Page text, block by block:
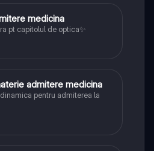
medicina
pt capitolul de optica✨
admitere medicina
pentru admiterea la